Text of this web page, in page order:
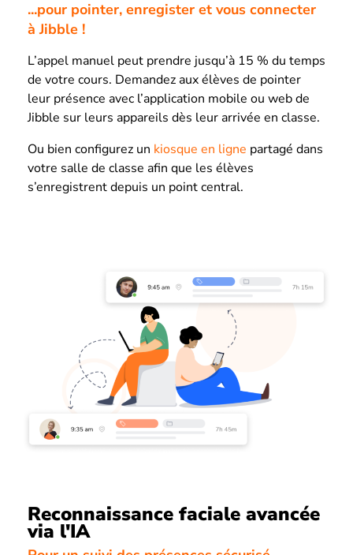
...pour pointer, enregister et vous connecter
à Jibble !
L’appel manuel peut prendre jusqu’à 15 % du temps
de votre cours. Demandez aux élèves de pointer
leur présence avec l’application mobile ou web de
Jibble sur leurs appareils dès leur arrivée en classe.
Ou bien configurez un kiosque en ligne partagé dans
votre salle de classe afin que les élèves
s’enregistrent depuis un point central.
Reconnaissance faciale avancée
via l'IA